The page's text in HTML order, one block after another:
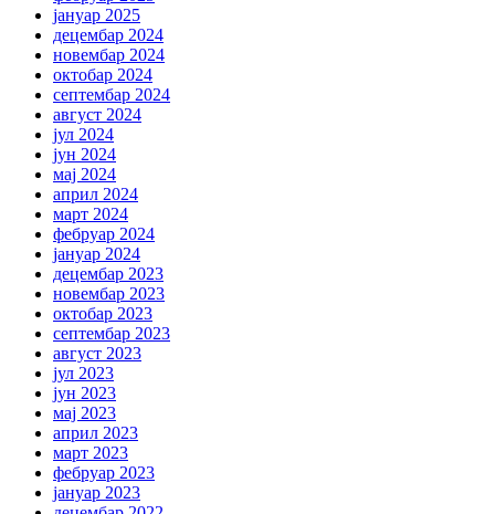
јануар 2025
децембар 2024
новембар 2024
октобар 2024
септембар 2024
август 2024
јул 2024
јун 2024
мај 2024
април 2024
март 2024
фебруар 2024
јануар 2024
децембар 2023
новембар 2023
октобар 2023
септембар 2023
август 2023
јул 2023
јун 2023
мај 2023
април 2023
март 2023
фебруар 2023
јануар 2023